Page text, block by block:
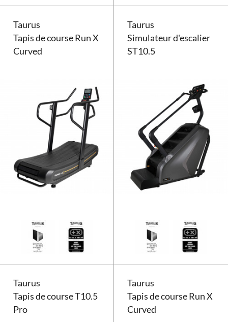
Taurus
Tapis de course Run X
Curved
Taurus
Simulateur d'escalier
ST10.5
Taurus
Tapis de course T10.5
Pro
Taurus
Tapis de course Run X
Curved